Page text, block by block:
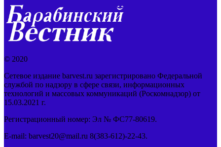
© 2020
Сетевое издание barvest.ru зарегистрировано Федеральной
службой по надзору в сфере связи, информационных
технологий и массовых коммуникаций (Роскомнадзор) от
15.03.2021 г.
Регистрационный номер: Эл № ФС77-80619.
E-mail: barvest20@mail.ru 8(383-612)-22-43.